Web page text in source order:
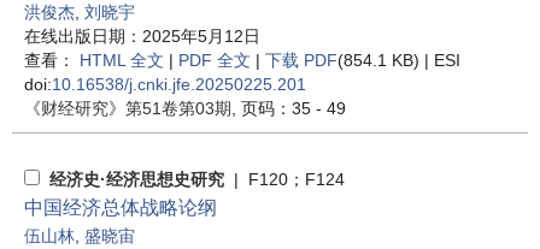
洪俊杰 刘晓宇
在线出版日期：2025年5月12日
查看： HTML 全文 | PDF 全文 | 下载 PDF(854.1 KB) | ESI
doi:10.16538/j.cnki.jfe.20250225.201
《财经研究》 第51卷第03期 , 页码：35 - 49
经济史·经济思想史研究 | F120；F124
中国经济总体战略论纲
伍山林 盛晓宙